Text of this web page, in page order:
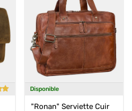
Disponible
"Ronan" Serviette Cuir